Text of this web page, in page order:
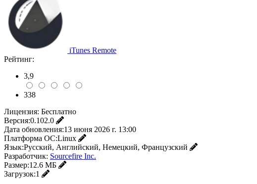
iTunes Remote
Рейтинг:
3,9
338
Лицензия: Бесплатно
Версия:0.102.0
Дата обновления:13 июня 2026 г. 13:00
Платформа ОС:Linux
Язык:Русский, Английский, Немецкий, Французский
Разработчик: Sourcefire Inc.
Размер:12.6 МБ
Загрузок:1